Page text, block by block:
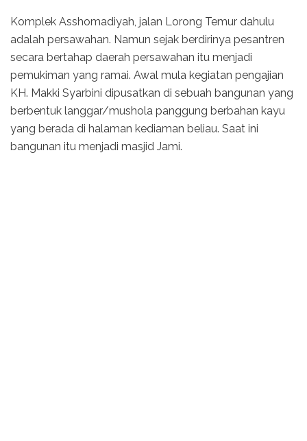
Komplek Asshomadiyah, jalan Lorong Temur dahulu
adalah persawahan. Namun sejak berdirinya pesantren
secara bertahap daerah persawahan itu menjadi
pemukiman yang ramai. Awal mula kegiatan pengajian
KH. Makki Syarbini dipusatkan di sebuah bangunan yang
berbentuk langgar/mushola panggung berbahan kayu
yang berada di halaman kediaman beliau. Saat ini
bangunan itu menjadi masjid Jami.